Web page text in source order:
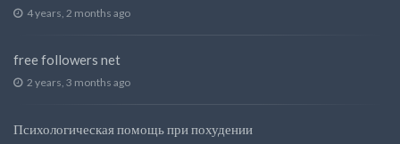
4 years, 2 months ago
free followers net
2 years, 3 months ago
Психологическая помощь при похудении